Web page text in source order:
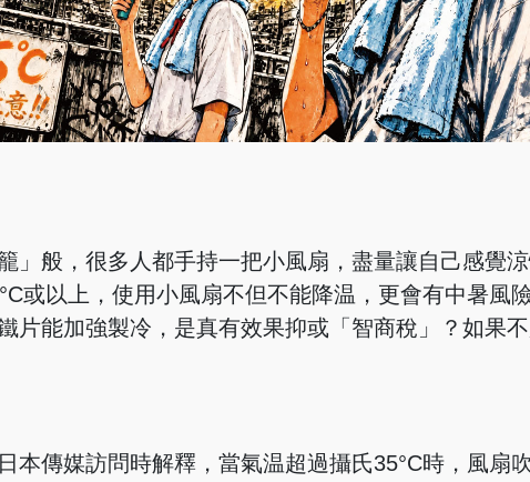
」般，很多人都手持一把小風扇，盡量讓自己感覺
或以上，使用小風扇不但不能降温，更會有中暑風
片能加強製冷，是真有效果抑或「智商稅」？如果
本傳媒訪問時解釋，當氣温超過攝氏35°C時，風扇